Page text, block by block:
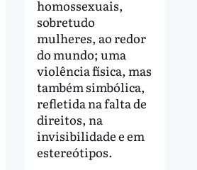
homossexuais,
sobretudo
mulheres, ao redor
do mundo; uma
violência física, mas
também simbólica,
refletida na falta de
direitos, na
invisibilidade e em
estereótipos.